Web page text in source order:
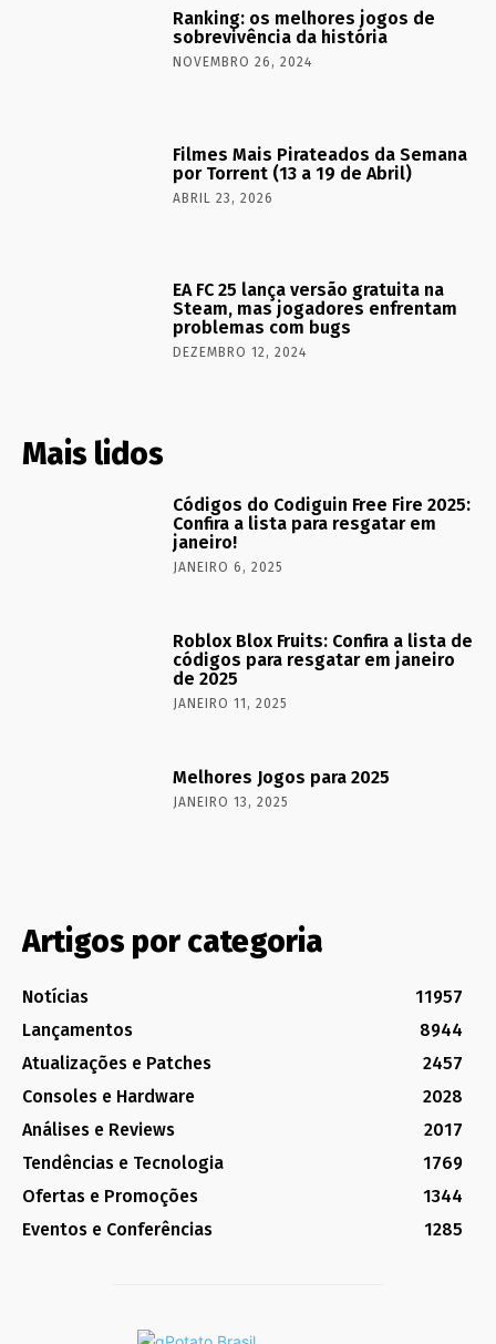
Ranking: os melhores jogos de
sobrevivência da história
NOVEMBRO 26, 2024
Filmes Mais Pirateados da Semana
por Torrent (13 a 19 de Abril)
ABRIL 23, 2026
EA FC 25 lança versão gratuita na
Steam, mas jogadores enfrentam
problemas com bugs
DEZEMBRO 12, 2024
Mais lidos
Códigos do Codiguin Free Fire 2025:
Confira a lista para resgatar em
janeiro!
JANEIRO 6, 2025
Roblox Blox Fruits: Confira a lista de
códigos para resgatar em janeiro
de 2025
JANEIRO 11, 2025
Melhores Jogos para 2025
JANEIRO 13, 2025
Artigos por categoria
Notícias
11957
Lançamentos
8944
Atualizações e Patches
2457
Consoles e Hardware
2028
Análises e Reviews
2017
Tendências e Tecnologia
1769
Ofertas e Promoções
1344
Eventos e Conferências
1285